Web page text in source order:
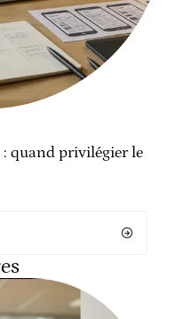
: quand privilégier le